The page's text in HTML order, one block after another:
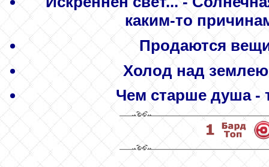
каким-то
Продаются
Холод над землею
Чем старше душа -